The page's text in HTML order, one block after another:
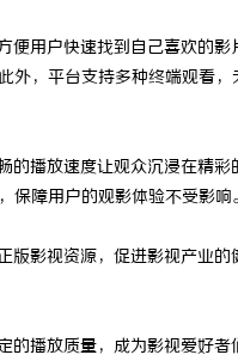
用户快速找到自己喜欢的
，平台支持多种终端观看
播放速度让观众沉浸在精
障用户的观影体验不受影响。
影视资源，促进影视产业的
播放质量，成为影视爱好